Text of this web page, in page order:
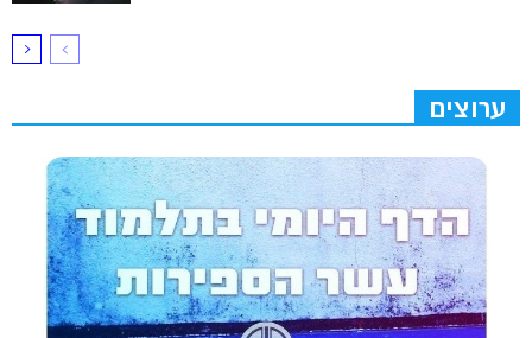
ערוצים